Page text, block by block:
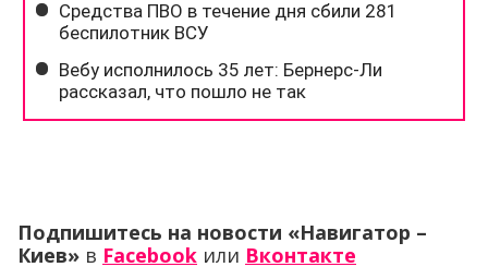
Подпишитесь на новости «Навигатор –
Киев» в Facebook или Вконтакте